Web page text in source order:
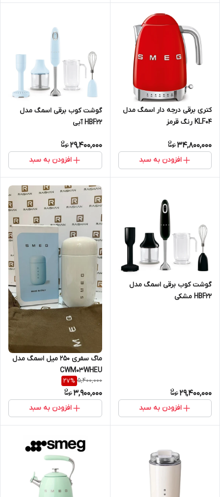
کتری برقی درجه دار اسمگ مدل
KLF04 رنگ قرمز
34,800,000
افزودن به سبد
گوشت کوب برقی اسمگ مدل
HBF22 آبی
29,400,000
افزودن به سبد
گوشت کوب برقی اسمگ مدل
HBF22 مشکی
29,400,000
افزودن به سبد
ماگ سفری 250 میل اسمگ مدل
CWM03WHEU
5,400,000
27%
3,900,000
افزودن به سبد